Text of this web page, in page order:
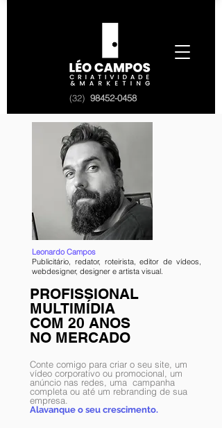
(32) 98452-0458
Leonardo Campos
Publicitário, redator, roteirista, editor de vídeos,
webdesigner, designer e artista visual.
PROFISSIONAL
MULTIMÍDIA
COM 20 ANOS
NO MERCADO
Conte comigo para criar o seu site, um
vídeo corporativo ou promocional, um
anúncio nas redes, uma campanha
completa ou até um rebranding de sua
empresa.
Alavanque o seu crescimento.